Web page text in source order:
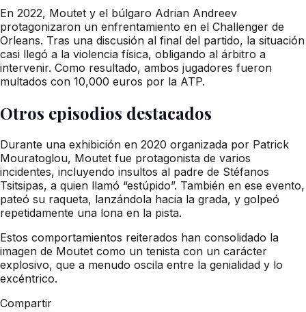
En 2022, Moutet y el búlgaro Adrian Andreev
protagonizaron un enfrentamiento en el Challenger de
Orleans. Tras una discusión al final del partido, la situación
casi llegó a la violencia física, obligando al árbitro a
intervenir. Como resultado, ambos jugadores fueron
multados con 10,000 euros por la ATP.
Otros episodios destacados
Durante una exhibición en 2020 organizada por Patrick
Mouratoglou, Moutet fue protagonista de varios
incidentes, incluyendo insultos al padre de Stéfanos
Tsitsipas, a quien llamó “estúpido”. También en ese evento,
pateó su raqueta, lanzándola hacia la grada, y golpeó
repetidamente una lona en la pista.
Estos comportamientos reiterados han consolidado la
imagen de Moutet como un tenista con un carácter
explosivo, que a menudo oscila entre la genialidad y lo
excéntrico.
Compartir